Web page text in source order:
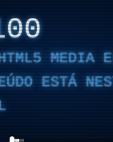
MEDIA
ESTÁ